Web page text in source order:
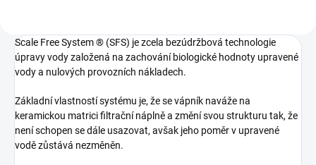
Scale Free System ® (SFS) je zcela bezúdržbová technologie
úpravy vody založená na zachování biologické hodnoty upravené
vody a nulových provozních nákladech.
Základní vlastností systému je, že se vápník naváže na
keramickou matrici filtrační náplně a změní svou strukturu tak, že
není schopen se dále usazovat, avšak jeho poměr v upravené
vodě zůstává nezměněn.